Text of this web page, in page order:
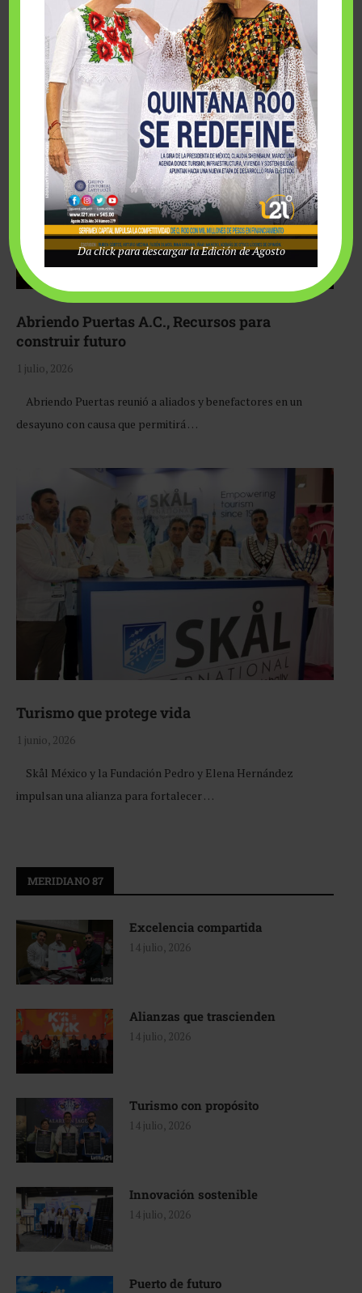
Fairmont Mayakoba y Make-A-Wish México unieron
esfuerzos para hacer realidad el deseo de una …
Abriendo Puertas A.C., Recursos para
construir futuro
1 julio, 2026
Abriendo Puertas reunió a aliados y benefactores en un
desayuno con causa que permitirá …
Turismo que protege vida
1 junio, 2026
Skål México y la Fundación Pedro y Elena Hernández
impulsan una alianza para fortalecer …
MERIDIANO 87
Excelencia compartida
14 julio, 2026
Alianzas que trascienden
14 julio, 2026
Turismo con propósito
14 julio, 2026
Innovación sostenible
14 julio, 2026
Puerto de futuro
Da click para descargar la Edición de Agosto